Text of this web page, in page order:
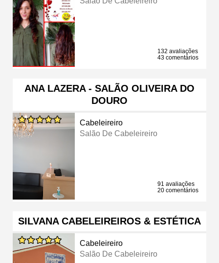
132 avaliações
43 comentários
ANA LAZERA - SALÃO OLIVEIRA DO
DOURO
Cabeleireiro
Salão De Cabeleireiro
91 avaliações
20 comentários
SILVANA CABELEIREIROS & ESTÉTICA
Cabeleireiro
Salão De Cabeleireiro